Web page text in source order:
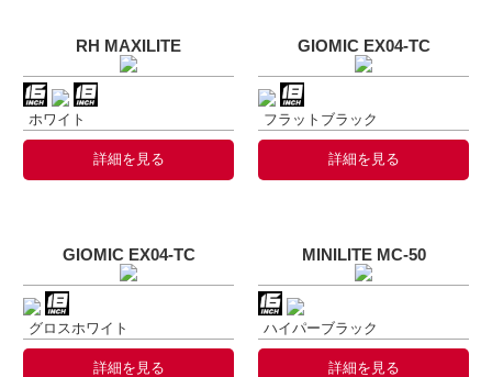
RH MAXILITE
ホワイト
詳細を見る
GIOMIC EX04-TC
フラットブラック
詳細を見る
GIOMIC EX04-TC
グロスホワイト
詳細を見る
MINILITE MC-50
ハイパーブラック
詳細を見る